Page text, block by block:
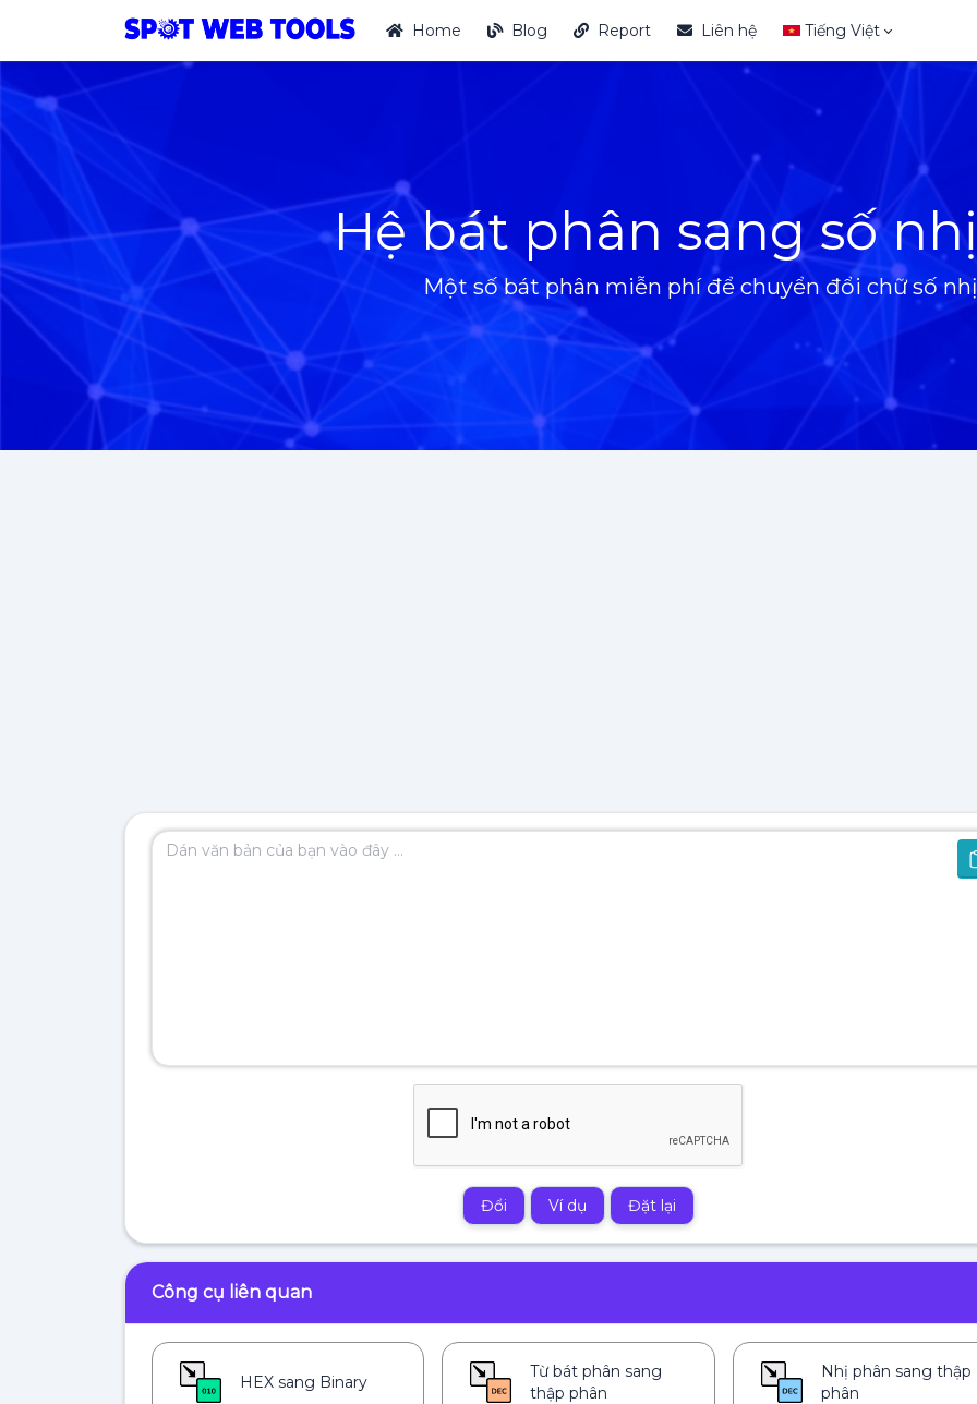
Home Blog Report Liên hệ Tiếng Việt
Hệ bát phân sang số
Một số bát phân miễn phí để chuyển đổi chữ số
Đổi Ví dụ Đặt lại
Công cụ liên quan
HEX sang Binary
Từ bát phân sang
thập phân
Nhị phân sang thập
phân